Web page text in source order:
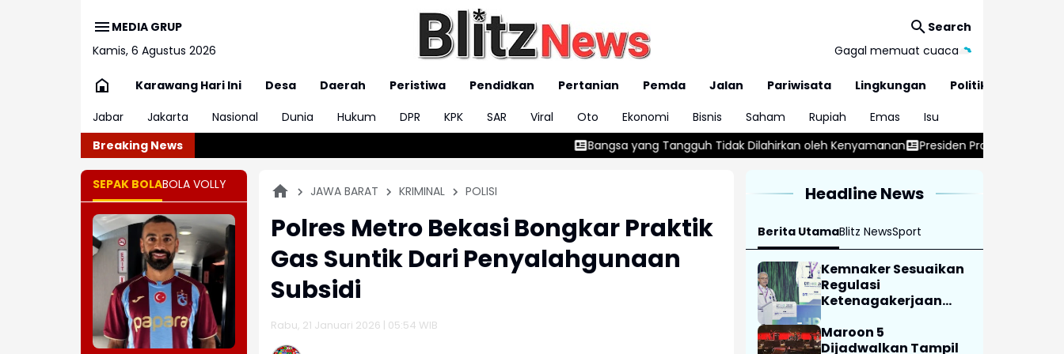
MEDIA GRUP
Kamis, 6 Agustus 2026
Search
Gagal memuat cuaca
Karawang Hari Ini Desa Daerah Peristiwa Pendidkan Pertanian Pemda Jalan Pariwisata Lingkungan
Politik
Jabar
Jakarta Nasional Dunia Hukum DPR KPK SAR Viral Oto Ekonomi Bisnis Saham Rupiah Emas
Isu
Breaking News
Bangsa yang Tangguh Tidak Dilahirkan oleh Kenyamanan Presiden Prabowo Tegaskan Jadikan Sepak Bola
SEPAK BOLABOLA VOLLY JAWA BARAT KRIMINAL POLISI
Polres Metro Bekasi Bongkar Praktik
Gas Suntik Dari Penyalahgunaan
Subsidi
Rabu, 21 Januari 2026 | 05:54 WIB
Headline News
Berita UtamaBlitz NewsSport
Kemnaker Sesuaikan
Regulasi
Ketenagakerjaan
Dunia Kerja
Maroon 5
Dijadwalkan Tampil